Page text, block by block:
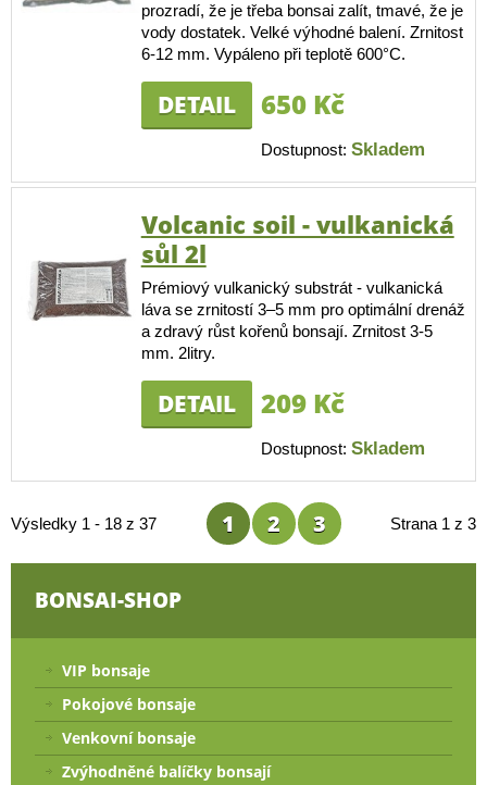
prozradí, že je třeba bonsai zalít, tmavé, že je
vody dostatek. Velké výhodné balení. Zrnitost
6-12 mm. Vypáleno při teplotě 600°C.
DETAIL 650 Kč
Dostupnost: Skladem
Volcanic soil - vulkanická
sůl 2l
Prémiový vulkanický substrát - vulkanická
láva se zrnitostí 3–5 mm pro optimální drenáž
a zdravý růst kořenů bonsají. Zrnitost 3-5
mm. 2litry.
DETAIL 209 Kč
Dostupnost: Skladem
Výsledky 1 - 18 z 37 1 2 3 Strana 1 z 3
BONSAI-SHOP
VIP bonsaje
Pokojové bonsaje
Venkovní bonsaje
Zvýhodněné balíčky bonsají